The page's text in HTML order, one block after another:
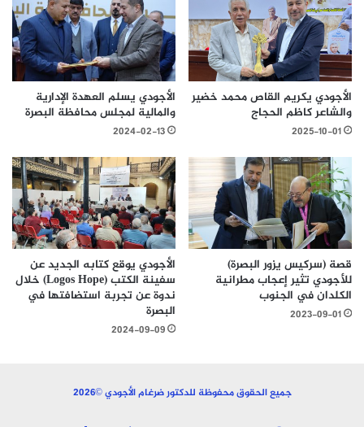
الأجودي يكريم القاص محمد خضير
والشاعر كاظم الحجاج
2025-10-01
الأجودي يسلم العهدة الإدارية
والمالية لمجلس محافظة البصرة
2024-02-13
قصة (سركيس يزور البصرة)
للأجودي تثير إعجاب مطرانية
الكلدان في الجنوب
2023-09-01
الأجودي يوقع كتابه الجديد عن
سفينة الكتب (Logos Hope) خلال
ندوة عن تجربة استضافتها في
البصرة
2024-09-09
جميع الحقوق محفوظة للدكتور ضرغام الأجودي ©2026